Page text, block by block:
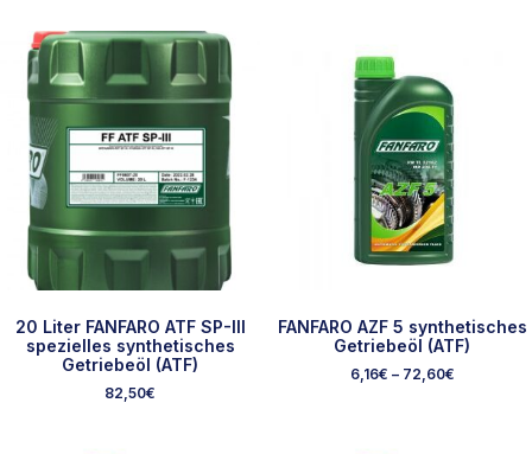
20 Liter FANFARO ATF SP-III
spezielles synthetisches
Getriebeöl (ATF)
82,50€
FANFARO AZF 5 synthetisches
Getriebeöl (ATF)
6,16€ – 72,60€